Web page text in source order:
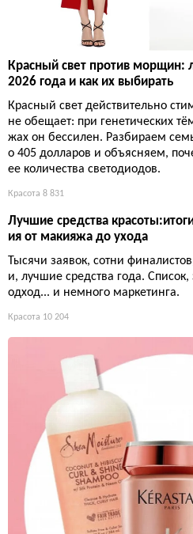
Красный свет против морщин:
2026 года и как их выбирать
Красный свет действительно
не обещает: при генетических
жах он бессилен. Разбираем
о 405 долларов и объясняем,
ее количества светодиодов.
Красота 8 831
Лучшие средства
ия от макияжа до ухода
Тысячи заявок, сотни
и, лучшие средства года.
одход... и немного маркетинга.
Красота 10 204